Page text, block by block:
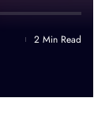
2 Min Read